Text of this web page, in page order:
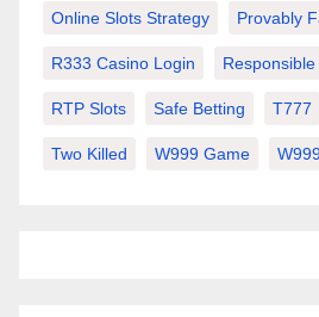
Online Slots Strategy Provably
R333 Casino Login
RTP Slots Safe Betting T777
Two Killed W999 Game